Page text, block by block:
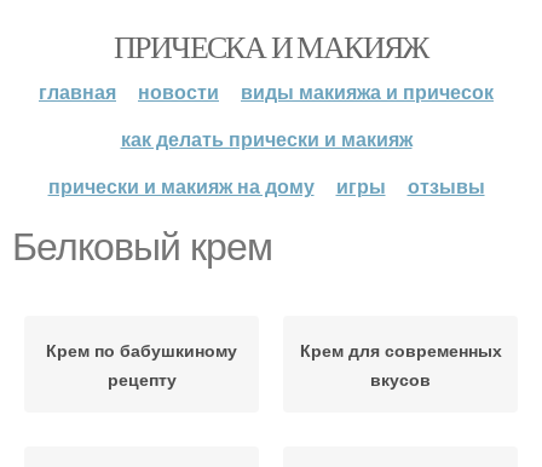
ПРИЧЕСКА И МАКИЯЖ
главная новости
виды макияжа и причесок
как делать прически и макияж
прически и макияж на дому
игры отзывы
Белковый крем
Крем по бабушкиному
рецепту
Крем для современных
вкусов